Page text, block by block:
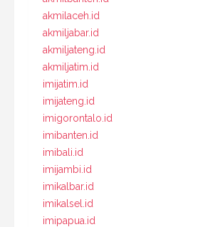
akmilaceh.id
akmiljabar.id
akmiljateng.id
akmiljatim.id
imijatim.id
imijateng.id
imigorontalo.id
imibanten.id
imibali.id
imijambi.id
imikalbar.id
imikalsel.id
imipapua.id